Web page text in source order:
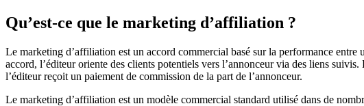
Qu’est-ce que le marketing d’affiliation ?
Le marketing d’affiliation est un accord commercial basé sur la performance
accord, l’éditeur oriente des clients potentiels vers l’annonceur via des liens
l’éditeur reçoit un paiement de commission de la part de l’annonceur.
Le marketing d’affiliation est un modèle commercial standard utilisé dans de